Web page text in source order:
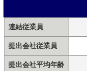
連結従業員
提出会社従業員
提出会社平均年齢